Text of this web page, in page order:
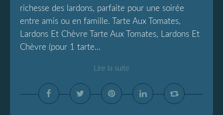
richesse des lardons, parfaite pour une soirée
entre amis ou en famille. Tarte Aux Tomates,
Lardons Et Chèvre Tarte Aux Tomates, Lardons Et
Chèvre (pour 1 tarte...
Lire la suite